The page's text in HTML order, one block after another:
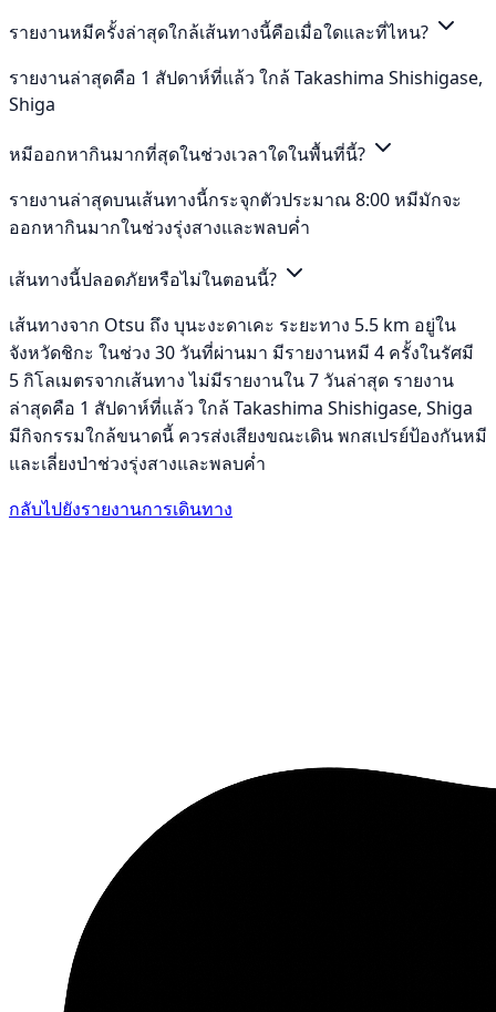
รายงานหมีครั้งล่าสุดใกล้เส้นทางนี้คือเมื่อใดและที่ไหน?
รายงานล่าสุดคือ 1 สัปดาห์ที่แล้ว ใกล้ Takashima Shishigase,
Shiga
หมีออกหากินมากที่สุดในช่วงเวลาใดในพื้นที่นี้?
รายงานล่าสุดบนเส้นทางนี้กระจุกตัวประมาณ 8:00 หมีมักจะ
ออกหากินมากในช่วงรุ่งสางและพลบค่ำ
เส้นทางนี้ปลอดภัยหรือไม่ในตอนนี้?
เส้นทางจาก Otsu ถึง บุนะงะดาเคะ ระยะทาง 5.5 km อยู่ใน
จังหวัดชิกะ ในช่วง 30 วันที่ผ่านมา มีรายงานหมี 4 ครั้งในรัศมี
5 กิโลเมตรจากเส้นทาง ไม่มีรายงานใน 7 วันล่าสุด รายงาน
ล่าสุดคือ 1 สัปดาห์ที่แล้ว ใกล้ Takashima Shishigase, Shiga
มีกิจกรรมใกล้ขนาดนี้ ควรส่งเสียงขณะเดิน พกสเปรย์ป้องกันหมี
และเลี่ยงป่าช่วงรุ่งสางและพลบค่ำ
กลับไปยังรายงานการเดินทาง